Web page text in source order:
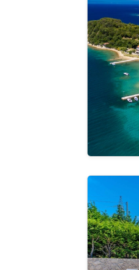
Apartman